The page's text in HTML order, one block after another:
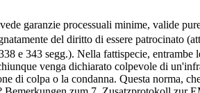
garanzie processuali minime, valide
del diritto di essere patrocinato
e 343 segg.). Nella fattispecie, entrambe
venga dichiarato colpevole di
di colpa o la condanna. Questa norma,